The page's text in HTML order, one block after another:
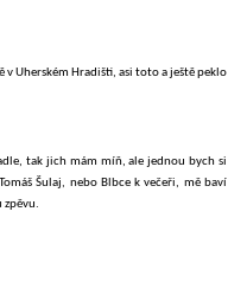
Uherském Hradišti, asi toto a ještě peklo
tak jich mám míň, ale jednou bych si
Šulaj, nebo Blbce k večeři, mě baví
zpěvu.